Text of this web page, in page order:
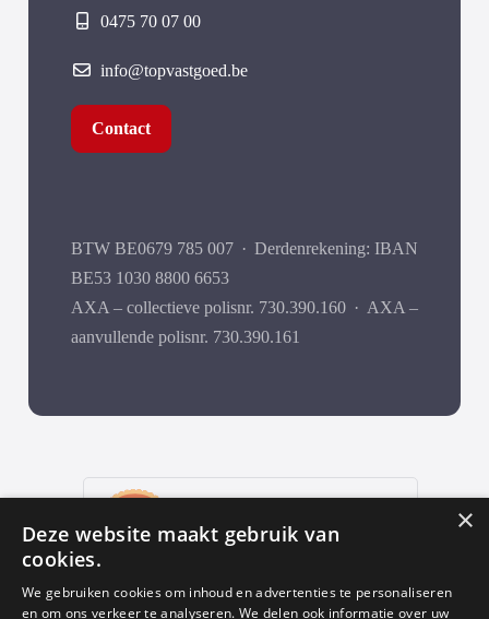
0475 70 07 00
info@topvastgoed.be
Contact
BTW BE0679 785 007 · Derdenrekening: IBAN
BE53 1030 8800 6653
AXA – collectieve polisnr. 730.390.160 · AXA –
aanvullende polisnr. 730.390.161
652 reviews 9 ×
Deze website maakt gebruik van
cookies.
We gebruiken cookies om inhoud en advertenties te personaliseren
en om ons verkeer te analyseren. We delen ook informatie over uw